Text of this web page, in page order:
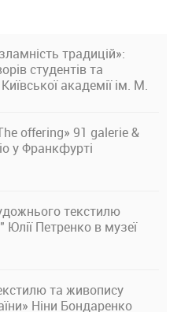
традицій»:
студентів та
академії ім. М.
offering» 91 galerie &
у Франкфурті
текстилю
Юлії Петренко в музеї
та живопису
Ніни Бондаренко